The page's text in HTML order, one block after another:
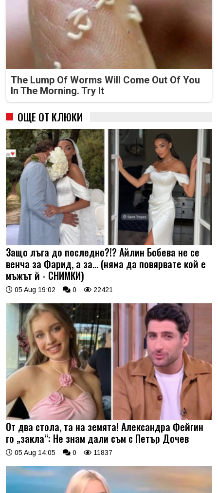
The Lump Of Worms Will Come Out Of You
In The Morning. Try It
ОЩЕ ОТ КЛЮКИ
Защо лъга до последно?!? Айлин Бобева не се
венча за Фарид, а за... (няма да повярвате кой е
мъжът й - СНИМКИ)
05 Aug 19:02 0 22421
От два стола, та на земята! Александра Фейгин
го „закла“: Не знам дали съм с Петър Дочев
05 Aug 14:05 0 11837